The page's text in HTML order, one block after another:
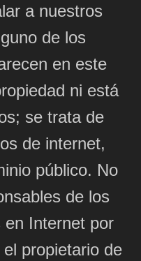
a nuestros
de los
en este
ni está
se trata de
de internet,
público. No
de los
en Internet por
propietario de